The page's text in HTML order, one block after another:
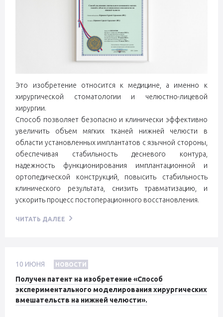
Это изобретение относится к медицине, а именно к
хирургической стоматологии и челюстно-лицевой
хирургии.
Способ позволяет безопасно и клинически эффективно
увеличить объем мягких тканей нижней челюсти в
области установленных имплантатов с язычной стороны,
обеспечивая стабильность десневого контура,
надежность функционирования имплантационной и
ортопедической конструкций, повысить стабильность
клинического результата, снизить травматизацию, и
ускорить процесс постоперационного восстановления.
ЧИТАТЬ ДАЛЕЕ
10 ИЮНЯ НОВОСТИ
Получен патент на изобретение «Способ
экспериментального моделирования хирургических
вмешательств на нижней челюсти».